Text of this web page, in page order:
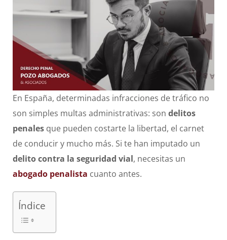
En España, determinadas infracciones de tráfico no
son simples multas administrativas: son delitos
penales que pueden costarte la libertad, el carnet
de conducir y mucho más. Si te han imputado un
delito contra la seguridad vial, necesitas un
abogado penalista cuanto antes.
Índice